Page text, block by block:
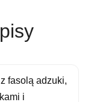
fasolą adzuki,
i